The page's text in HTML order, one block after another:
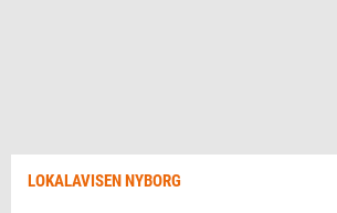
LOKALAVISEN NYBORG